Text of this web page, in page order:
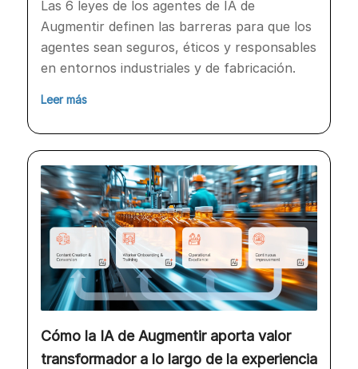
Las 6 leyes de los agentes de IA de
Augmentir definen las barreras para que los
agentes sean seguros, éticos y responsables
en entornos industriales y de fabricación.
Leer más
Cómo la IA de Augmentir aporta valor
transformador a lo largo de la experiencia